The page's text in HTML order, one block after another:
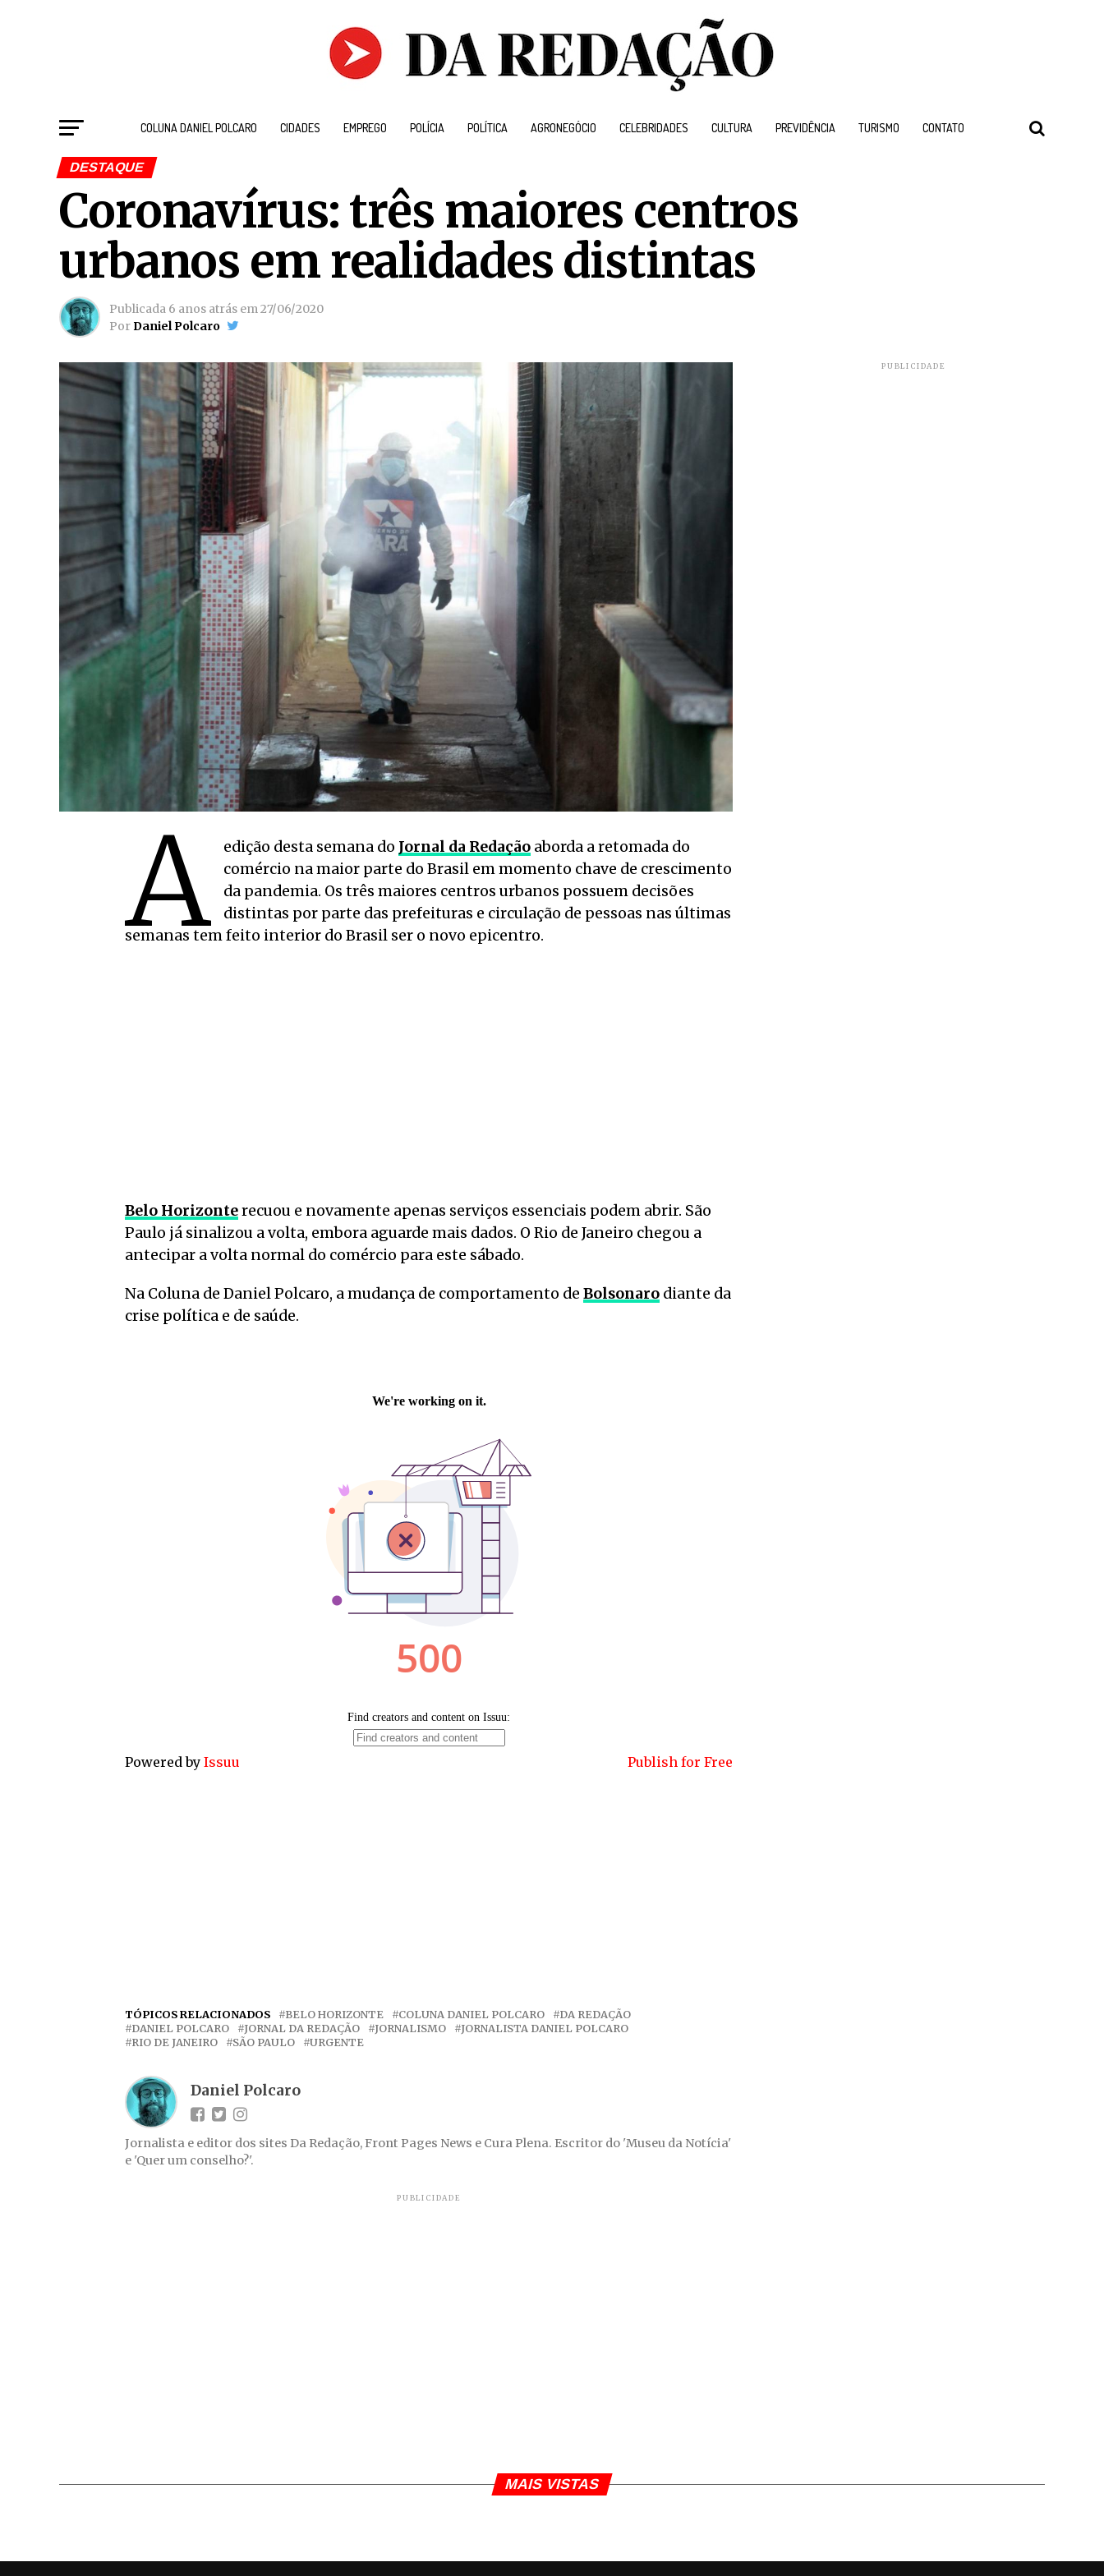
COLUNA DANIEL POLCARO CIDADES EMPREGO POLÍCIA POLÍTICA AGRONEGÓCIO CELEBRIDADES CULTURA PREVIDÊNCIA TURISMO CONTATO
DESTAQUE
Coronavírus: três maiores centros
urbanos em realidades distintas
Publicada 6 anos atrás em27/06/2020
PorDaniel Polcaro
A edição desta semana do Jornal da Redaçãoaborda a retomada do
comércio na maior parte do Brasil em momento chave de crescimento
da pandemia. Os três maiores centros urbanos possuem decisões
distintas por parte das prefeituras e circulação de pessoas nas últimas
semanas tem feito interior do Brasil ser o novo epicentro.
Belo Horizonterecuou e novamente apenas serviços essenciais podem abrir. São
Paulo já sinalizou a volta, embora aguarde mais dados. O Rio de Janeiro chegou a
antecipar a volta normal do comércio para este sábado.
Na Coluna de Daniel Polcaro, a mudança de comportamento de Bolsonaro diante da
crise política e de saúde.
Powered by Issuu Publish for Free
TÓPICOS RELACIONADOS BELO HORIZONTE COLUNA DANIEL POLCARO
DA REDAÇÃO
DANIEL POLCARO
JORNAL DA REDAÇÃO JORNALISMO
JORNALISTA DANIEL POLCARO
RIO DE JANEIRO
SÃO PAULO URGENTE
Daniel Polcaro
Jornalista e editor dos sites Da Redação, Front Pages News e Cura Plena. Escritor do 'Museu da Notícia'
e 'Quer um conselho?'.
PUBLICIDADE
PUBLICIDADE
MAIS VISTAS